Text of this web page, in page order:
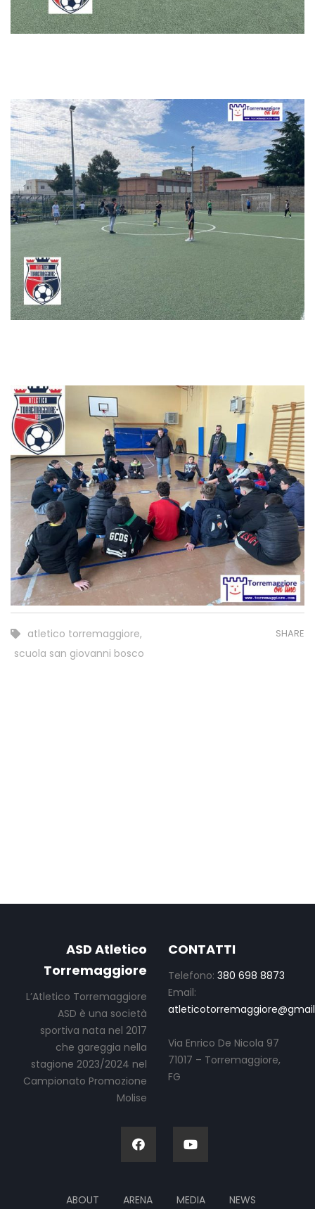
atletico torremaggiore,
scuola san giovanni bosco
SHARE
ASD Atletico
Torremaggiore
L’Atletico Torremaggiore
ASD è una società
sportiva nata nel 2017
che gareggia nella
stagione 2023/2024 nel
Campionato Promozione
Molise
CONTATTI
Telefono: 380 698 8873
Email:
Via Enrico De Nicola 97
71017 – Torremaggiore,
FG
ABOUT ARENA MEDIA NEWS